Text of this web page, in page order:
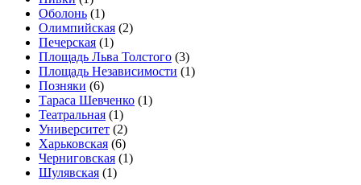
Оболонь (1)
Олимпийская (2)
Печерская (1)
Площадь Льва Толстого (3)
Площадь Независимости (1)
Позняки (6)
Тараса Шевченко (1)
Театральная (1)
Университет (2)
Харьковская (6)
Черниговская (1)
Шулявская (1)